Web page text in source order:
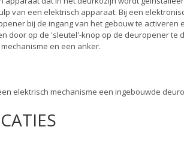
van een elektrisch apparaat. Bij een
bij de ingang van het gebouw te activeren
door op de 'sleutel'-knop op de deuropener te
en een anker.
elektrisch mechanisme een ingebouwde